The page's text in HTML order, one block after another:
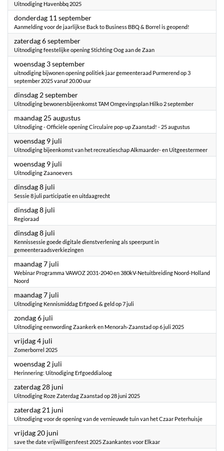
Uitnodiging Havenbbq 2025
donderdag 11 september2025
Aanmelding voor de jaarlijkse Back to Business BBQ & Borrel is geopend!
zaterdag 6 september2025
Uitnodiging feestelijke opening Stichting Oog aan de Zaan
woensdag 3 september2025
uitnodiging bijwonen opening politiek jaar gemeenteraad Purmerend op 3
september 2025 vanaf 20.00 uur
dinsdag 2 september2025
Uitnodiging bewonersbijeenkomst TAM Omgevingsplan Hilko 2 september
maandag 25 augustus2025
Uitnodiging - Officiële opening Circulaire pop-up Zaanstad! - 25 augustus
woensdag 9 juli
Uitnodiging bijeenkomst van het recreatieschap Alkmaarder- en Uitgeestermeer
woensdag 9 juli
Uitnodiging Zaanoevers
dinsdag 8 juli
Sessie 8 juli participatie en uitdaagrecht
dinsdag 8 juli
Regioraad
dinsdag 8 juli
Kennissessie goede digitale dienstverlening als speerpunt in
gemeenteraadsverkiezingen
maandag 7 juli
Webinar Programma VAWOZ 2031-2040 en 380kV-Netuitbreiding Noord-Holland
Noord
maandag 7 juli
Uitnodiging Kennismiddag Erfgoed & geld op 7 juli
zondag 6 juli
Uitnodiging eenwording Zaankerk en Menorah-Zaanstad op 6 juli 2025
vrijdag 4 juli
Zomerborrel 2025
woensdag 2 juli
Herinnering: Uitnodiging Erfgoeddialoog
zaterdag 28 juni
Uitnodiging Roze Zaterdag Zaanstad op 28 juni 2025
zaterdag 21 juni
Uitnodiging voor de opening van de vernieuwde tuin van het Czaar Peterhuisje
vrijdag 20 juni
save the date vrijwilligersfeest 2025 Zaankantes voor Elkaar